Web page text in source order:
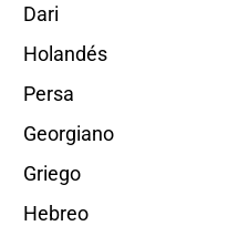
Dari
Holandés
Persa
Georgiano
Griego
Hebreo